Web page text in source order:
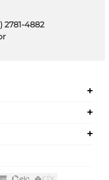
2781-4882
+
+
+